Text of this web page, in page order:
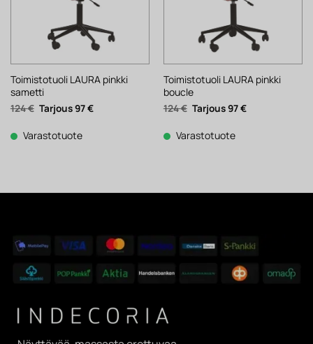
Toimistotuoli LAURA pinkki
sametti
124€ Alkuperäinen
hinta
124 €.
97€Nykyinen
Varastotuote
Toimistotuoli LAURA pinkki
boucle
124€ Alkuperäinen
hinta
124 €.
97€Nykyinen
Varastotuote